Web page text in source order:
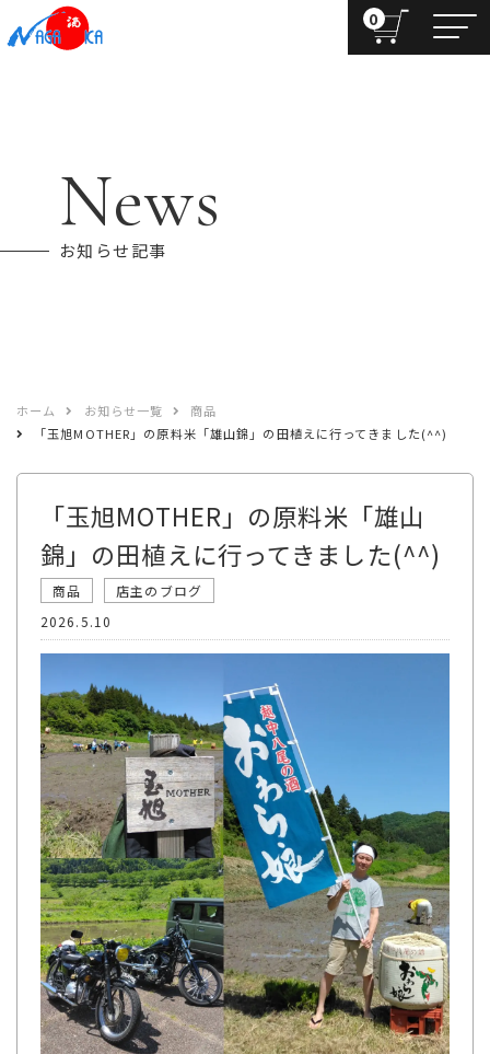
0
News
お知らせ記事
ホーム お知らせ一覧
商品
「玉旭MOTHER」の原料米「雄山錦」の田植えに行ってきました(^^)
「玉旭MOTHER」の原料米「雄山
錦」の田植えに行ってきました(^^)
商品
店主のブログ
2026.5.10